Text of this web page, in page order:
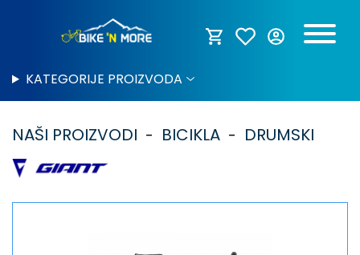
KATEGORIJE PROIZVODA
NAŠI PROIZVODI BICIKLA DRUMSKI